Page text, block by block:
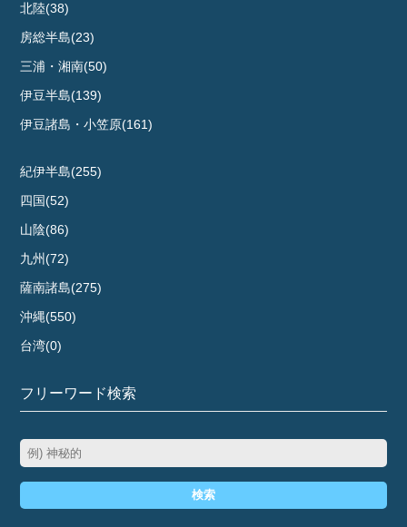
北陸(38)
房総半島(23)
三浦・湘南(50)
伊豆半島(139)
伊豆諸島・小笠原(161)
紀伊半島(255)
四国(52)
山陰(86)
九州(72)
薩南諸島(275)
沖縄(550)
台湾(0)
フリーワード検索
検索